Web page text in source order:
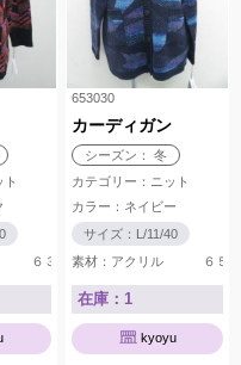
％ ナイロン ５％
ル ６３％ ウール ２３％ ナ
653030
カーディガン
シーズン： 冬
カテゴリー：ニット
カラー：ネイビー
サイズ：L/11/40
素材：アクリル ６
在庫：1
kyoyu